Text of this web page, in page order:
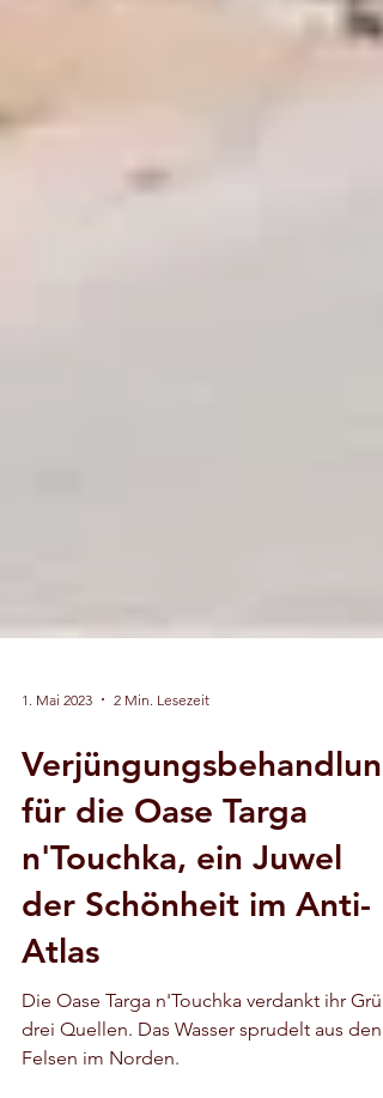
1. Mai 2023
Verjüngungsbehandlung
für die Oase Targa
n'Touchka, ein Juwel
der Schönheit im Anti-
Atlas
Die Oase Targa n'Touchka verdankt ihr Grün